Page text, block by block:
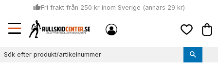
Meny
thumb_upFri frakt från 250 kr inom Sverige (annars 29 kr)
local_shipping
Sommar: Beställ innan kl 11:00 (mån-ons) och vi skickar lagervaror
samma dag